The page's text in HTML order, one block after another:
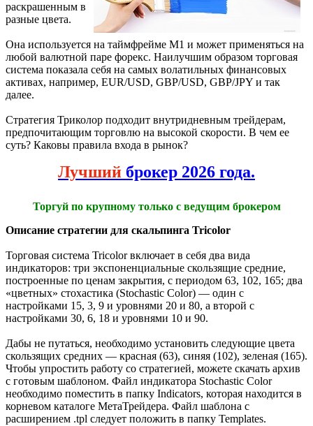
раскрашенным в
разные цвета.
Она используется на таймфрейме М1 и может применяться на
любой валютной паре форекс. Наилучшим образом торговая
система показала себя на самых волатильных финансовых
активах, например, EUR/USD, GBP/USD, GBP/JPY и так
далее.
Стратегия Триколор подходит внутридневным трейдерам,
предпочитающим торговлю на высокой скорости. В чем ее
суть? Каковы правила входа в рынок?
Лучший брокер 2026 года.
Торгуй по крупному только с ведущим брокером
Описание стратегии для скальпинга Tricolor
Торговая система Tricolor включает в себя два вида
индикаторов: три экспоненциальные скользящие средние,
построенные по ценам закрытия, с периодом 63, 102, 165; два
«цветных» стохастика (Stochastic Color) — один с
настройками 15, 3, 9 и уровнями 20 и 80, а второй с
настройками 30, 6, 18 и уровнями 10 и 90.
Дабы не путаться, необходимо установить следующие цвета
скользящих средних — красная (63), синяя (102), зеленая (165).
Чтобы упростить работу со стратегией, можете скачать архив
с готовым шаблоном. Файл индикатора Stochastic Color
необходимо поместить в папку Indicators, которая находится в
корневом каталоге МетаТрейдера. Файл шаблона с
расширением .tpl следует положить в папку Templates.